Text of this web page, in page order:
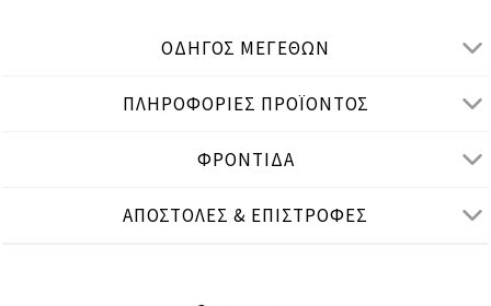
ΟΔΗΓΟΣ ΜΕΓΕΘΩΝ
● ΚΑΝΟΝΙΚΗ ΕΦΑΡΜΟΓΗ
in
S-M L-XL
ΠΛΗΡΟΦΟΡΙΕΣ ΠΡΟΪΟΝΤΟΣ
ΦΡΟΝΤΙΔΑ
ΑΠΟΣΤΟΛΕΣ & ΕΠΙΣΤΡΟΦΕΣ